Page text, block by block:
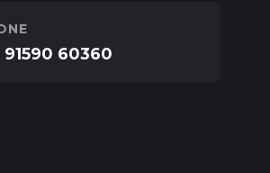
91590 60360